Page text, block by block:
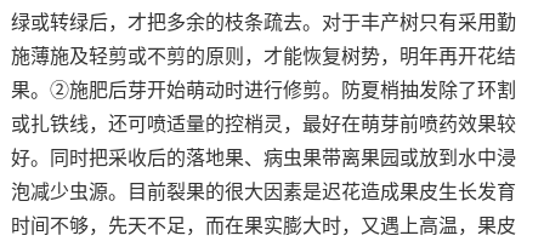
绿或转绿后，才把多余的枝条疏去。对于丰产树只有采用勤
施薄施及轻剪或不剪的原则，才能恢复树势，明年再开花结
果。②施肥后芽开始萌动时进行修剪。防夏梢抽发除了环割
或扎铁线，还可喷适量的控梢灵，最好在萌芽前喷药效果较
好。同时把采收后的落地果、病虫果带离果园或放到水中浸
泡减少虫源。目前裂果的很大因素是迟花造成果皮生长发育
时间不够，先天不足，而在果实膨大时，又遇上高温，果皮